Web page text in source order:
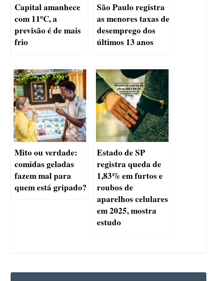
Capital amanhece
com 11ºC, a
previsão é de mais
frio
São Paulo registra
as menores taxas de
desemprego dos
últimos 13 anos
Mito ou verdade:
comidas geladas
fazem mal para
quem está gripado?
Estado de SP
registra queda de
1,83% em furtos e
roubos de
aparelhos celulares
em 2025, mostra
estudo